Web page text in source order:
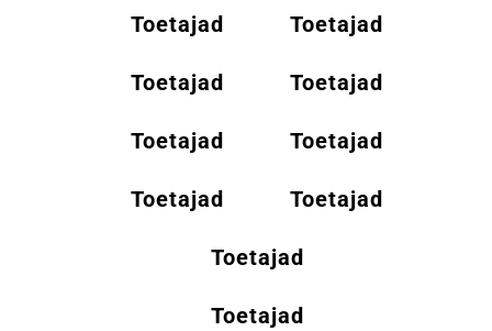
Toetajad Toetajad
Toetajad Toetajad
Toetajad Toetajad
Toetajad Toetajad
Toetajad
Toetajad